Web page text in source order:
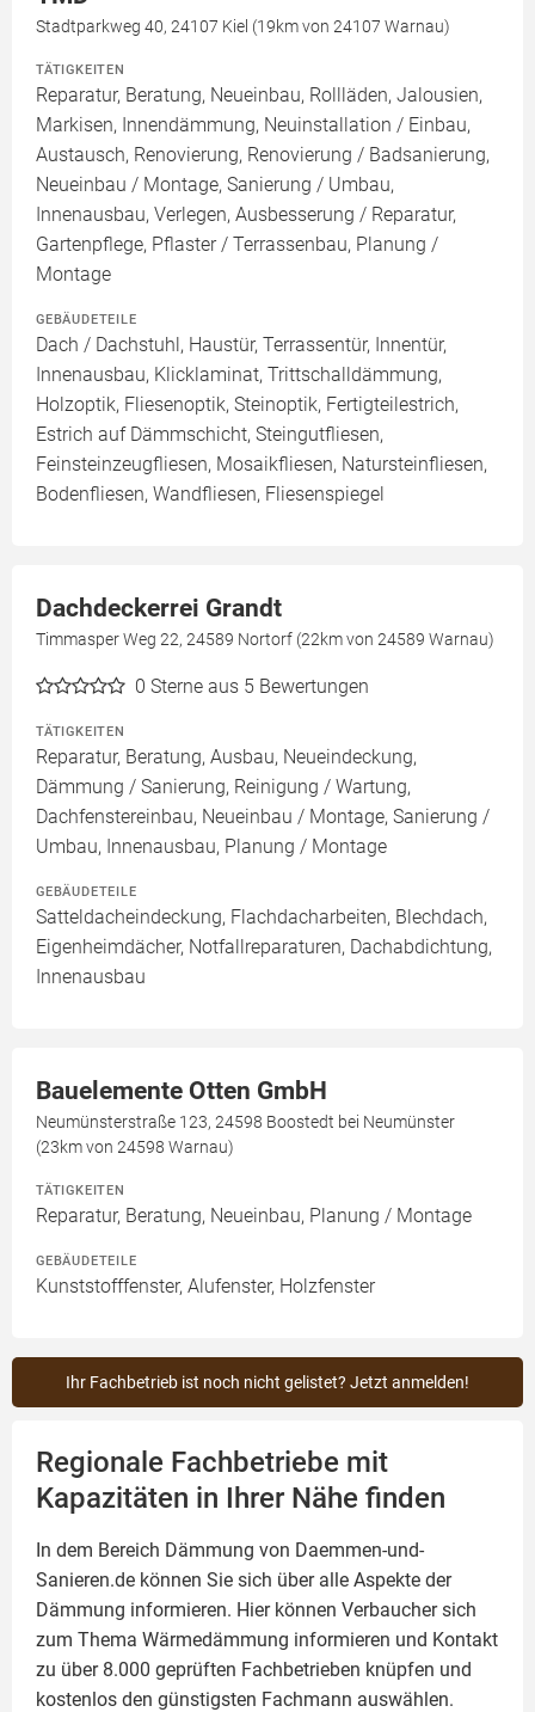
Stadtparkweg 40, 24107 Kiel (19km von 24107 Warnau)
TÄTIGKEITEN
Reparatur, Beratung, Neueinbau, Rollläden, Jalousien,
Markisen, Innendämmung, Neuinstallation / Einbau,
Austausch, Renovierung, Renovierung / Badsanierung,
Neueinbau / Montage, Sanierung / Umbau,
Innenausbau, Verlegen, Ausbesserung / Reparatur,
Gartenpflege, Pflaster / Terrassenbau, Planung /
Montage
GEBÄUDETEILE
Dach / Dachstuhl, Haustür, Terrassentür, Innentür,
Innenausbau, Klicklaminat, Trittschalldämmung,
Holzoptik, Fliesenoptik, Steinoptik, Fertigteilestrich,
Estrich auf Dämmschicht, Steingutfliesen,
Feinsteinzeugfliesen, Mosaikfliesen, Natursteinfliesen,
Bodenfliesen, Wandfliesen, Fliesenspiegel
Dachdeckerrei Grandt
Timmasper Weg 22, 24589 Nortorf (22km von 24589 Warnau)
0 Sterne aus 5 Bewertungen
TÄTIGKEITEN
Reparatur, Beratung, Ausbau, Neueindeckung,
Dämmung / Sanierung, Reinigung / Wartung,
Dachfenstereinbau, Neueinbau / Montage, Sanierung /
Umbau, Innenausbau, Planung / Montage
GEBÄUDETEILE
Satteldacheindeckung, Flachdacharbeiten, Blechdach,
Eigenheimdächer, Notfallreparaturen, Dachabdichtung,
Innenausbau
Bauelemente Otten GmbH
Neumünsterstraße 123, 24598 Boostedt bei Neumünster
(23km von 24598 Warnau)
TÄTIGKEITEN
Reparatur, Beratung, Neueinbau, Planung / Montage
GEBÄUDETEILE
Kunststofffenster, Alufenster, Holzfenster
Ihr Fachbetrieb ist noch nicht gelistet? Jetzt anmelden!
Regionale Fachbetriebe mit
Kapazitäten in Ihrer Nähe finden
In dem Bereich Dämmung von Daemmen-und-
Sanieren.de können Sie sich über alle Aspekte der
Dämmung informieren. Hier können Verbaucher sich
zum Thema Wärmedämmung informieren und Kontakt
zu über 8.000 geprüften Fachbetrieben knüpfen und
kostenlos den günstigsten Fachmann auswählen.